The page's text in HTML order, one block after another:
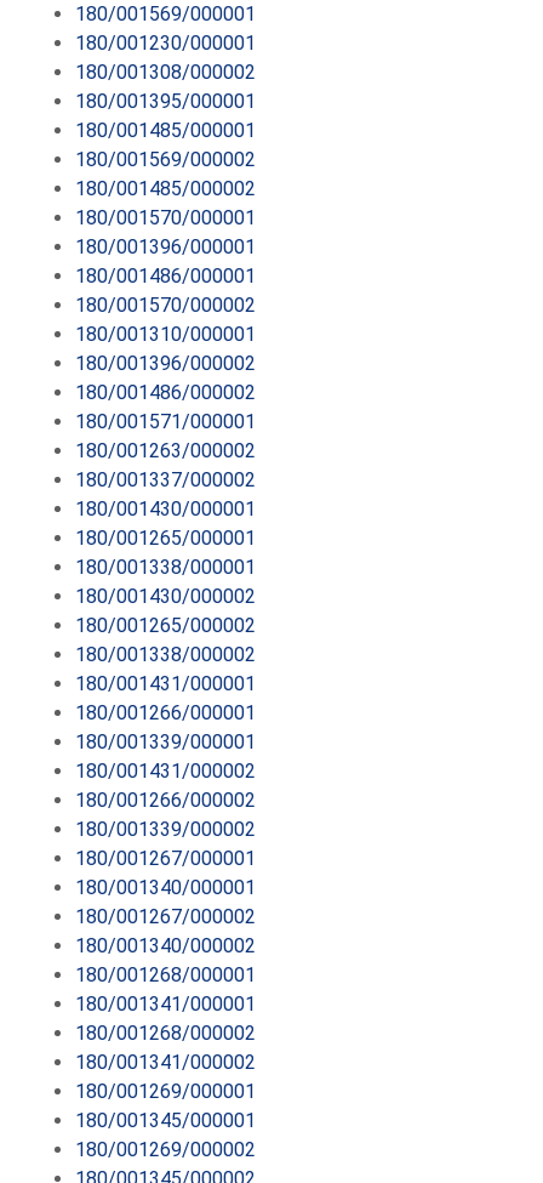
180/001569/000001
180/001230/000001
180/001308/000002
180/001395/000001
180/001485/000001
180/001569/000002
180/001485/000002
180/001570/000001
180/001396/000001
180/001486/000001
180/001570/000002
180/001310/000001
180/001396/000002
180/001486/000002
180/001571/000001
180/001263/000002
180/001337/000002
180/001430/000001
180/001265/000001
180/001338/000001
180/001430/000002
180/001265/000002
180/001338/000002
180/001431/000001
180/001266/000001
180/001339/000001
180/001431/000002
180/001266/000002
180/001339/000002
180/001267/000001
180/001340/000001
180/001267/000002
180/001340/000002
180/001268/000001
180/001341/000001
180/001268/000002
180/001341/000002
180/001269/000001
180/001345/000001
180/001269/000002
180/001345/000002